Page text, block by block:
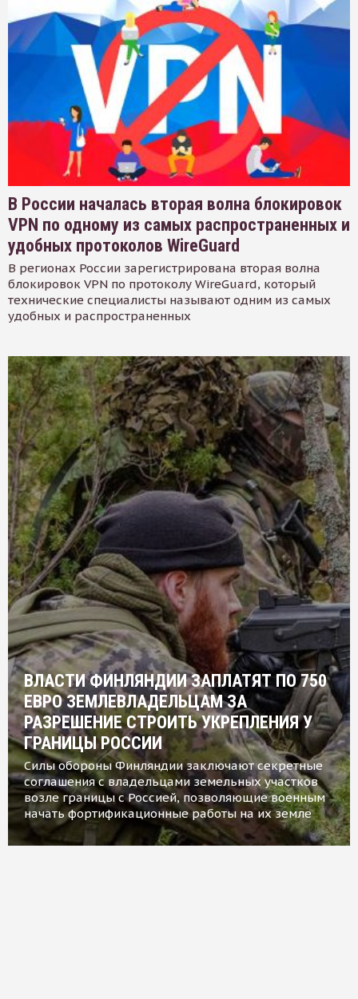
В России началась вторая волна блокировок
VPN по одному из самых распространенных и
удобных протоколов WireGuard
В регионах России зарегистрирована вторая волна
блокировок VPN по протоколу WireGuard, который
технические специалисты называют одним из самых
удобных и распространенных
ВЛАСТИ ФИНЛЯНДИИ ЗАПЛАТЯТ ПО 750
ЕВРО ЗЕМЛЕВЛАДЕЛЬЦАМ ЗА
РАЗРЕШЕНИЕ СТРОИТЬ УКРЕПЛЕНИЯ У
ГРАНИЦЫ РОССИИ
Силы обороны Финляндии заключают секретные
соглашения с владельцами земельных участков
возле границы с Россией, позволяющие военным
начать фортификационные работы на их земле